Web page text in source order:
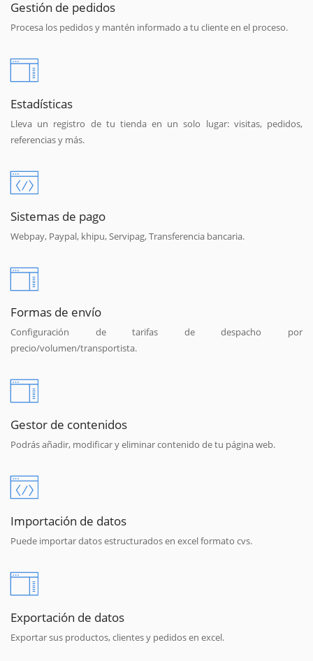
Gestión de pedidos
Procesa los pedidos y mantén informado a tu cliente en el proceso.
Estadísticas
Lleva un registro de tu tienda en un solo lugar: visitas, pedidos,
referencias y más.
Sistemas de pago
Webpay, Paypal, khipu, Servipag, Transferencia bancaria.
Formas de envío
Configuración de tarifas de despacho por
precio/volumen/transportista.
Gestor de contenidos
Podrás añadir, modificar y eliminar contenido de tu página web.
Importación de datos
Puede importar datos estructurados en excel formato cvs.
Exportación de datos
Exportar sus productos, clientes y pedidos en excel.